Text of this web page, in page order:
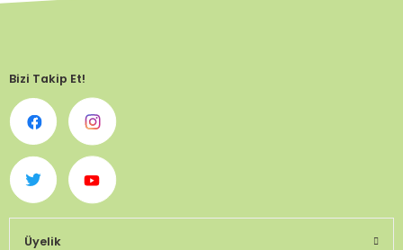
Bizi Takip Et!
Üyelik